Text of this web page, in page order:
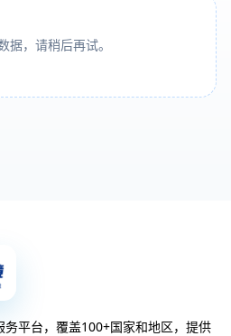
据，请稍后再试。
平台，覆盖100+国家和地区，提供